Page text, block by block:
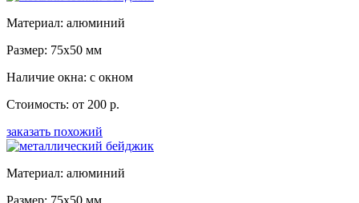
Материал: алюминий
Размер: 75x50 мм
Наличие окна: с окном
Стоимость: от 200 р.
заказать похожий
Материал: алюминий